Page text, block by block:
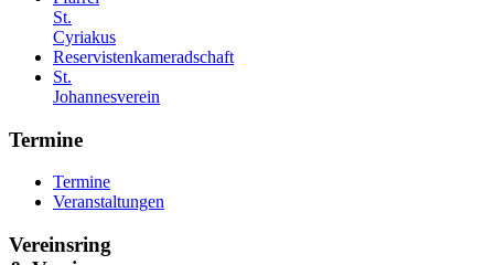
St.
Cyriakus
Reservistenkameradschaft
St.
Johannesverein
Termine
Termine
Veranstaltungen
Vereinsring